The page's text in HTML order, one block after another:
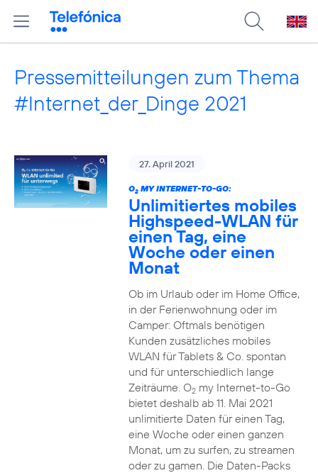
Pressemitteilungen zum Thema
#Internet_der_Dinge 2021
27. April 2021
O2MY INTERNET-TO-GO:
Unlimitiertes mobiles
Highspeed-WLAN für
einen Tag, eine
Woche oder einen
Monat
Ob im Urlaub oder im Home Office,
in der Ferienwohnung oder im
Camper: Oftmals benötigen
Kunden zusätzliches mobiles
WLAN für Tablets & Co. spontan
und für unterschiedlich lange
Zeiträume. O2my Internet-to-Go
bietet deshalb ab 11. Mai 2021
unlimitierte Daten für einen Tag,
eine Woche oder einen ganzen
Monat, um zu surfen, zu streamen
oder zu gamen. Die Daten-Packs